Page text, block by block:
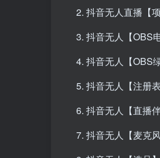
抖音无人直播【
抖音无人【OBS
抖音无人【OBS
抖音无人【注册表
抖音无人【直播伴
抖音无人【麦克